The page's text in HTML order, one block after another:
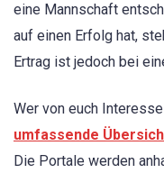
eine Mannschaft
auf einen Erfolg hat,
Ertrag ist jedoch bei
Wer von euch
umfassende
Die Portale werden